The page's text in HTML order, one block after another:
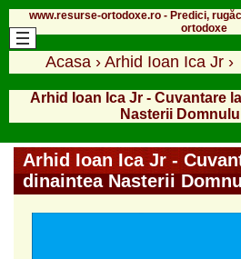
www.resurse-ortodoxe.ro - Predici,
ortodoxe
Acasa › Arhid Ioan Ica Jr ›
Arhid Ioan Ica Jr - Cuvantare
Nasterii
Arhid Ioan Ica Jr -
dinaintea Nasterii